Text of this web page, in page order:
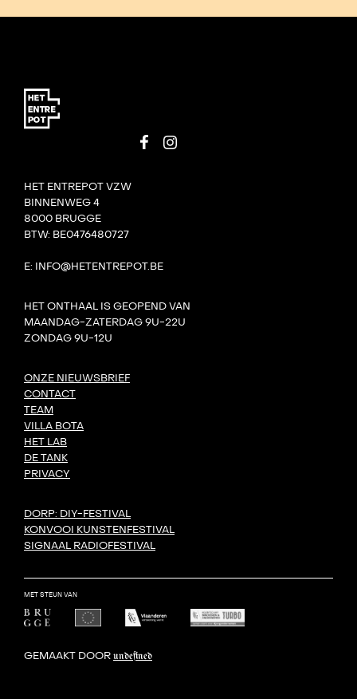
HET ENTREPOT VZW
BINNENWEG 4
8000 BRUGGE
BTW: BE0476480727
E: INFO@HETENTREPOT.BE
HET ONTHAAL IS GEOPEND VAN
MAANDAG-ZATERDAG 9U-22U
ZONDAG 9U-12U
ONZE NIEUWSBRIEF
CONTACT
TEAM
VILLA BOTA
HET LAB
DE TANK
PRIVACY
DORP: DIY-FESTIVAL
KONVOOI KUNSTENFESTIVAL
SIGNAAL RADIOFESTIVAL
MET STEUN VAN
GEMAAKT DOOR undefined